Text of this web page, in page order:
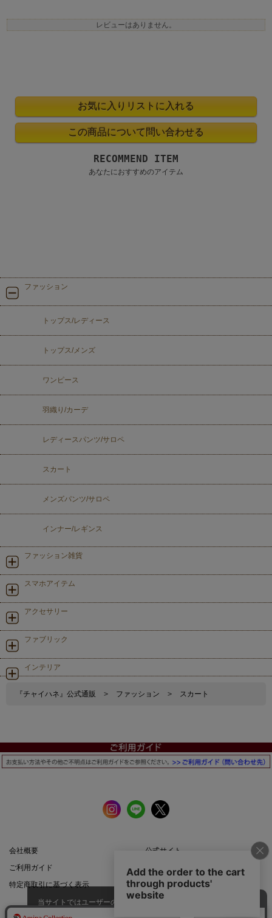
レビューはありません。
RECOMMEND ITEM
あなたにおすすめのアイテム
ファッション
トップス/レディース
トップス/メンズ
ワンピース
羽織り/カーデ
レディースパンツ/サロペ
スカート
メンズパンツ/サロペ
インナー/レギンス
ファッション雑貨
スマホアイテム
アクセサリー
ファブリック
インテリア
『チャイハネ』公式通販 > ファッション > スカート
会社概要
公式サイト
ご利用ガイド
店舗一覧
特定商取引に基づく表示
プライバシーポリシー
当サイトではユーザーの利便性向